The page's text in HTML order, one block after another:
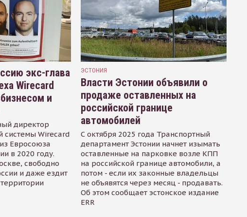
экс-глава
Wirecard
и
директор
системы Wirecard
Евросоюза
в 2020 году.
свободно
и даже ездит
ЭСТОНИЯ
Власти Эстонии объявили о
продаже оставленных на
российской границе
автомобилей
С октября 2025 года Транспортный
департамент Эстонии начнет изымать
оставленные на парковке возле КПП
на российской границе автомобили, а
потом - если их законные владельцы
не объявятся через месяц - продавать.
Об этом сообщает эстонское издание
ERR